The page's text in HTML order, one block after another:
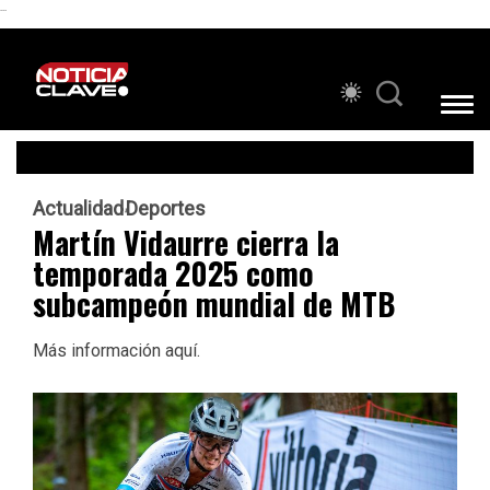
```
ActualidadDeportes
Martín Vidaurre cierra la
temporada 2025 como
subcampeón mundial de MTB
Más información aquí.